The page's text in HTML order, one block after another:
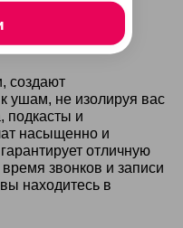
чистые
создают
ушам, не изолируя вас
подкасты и
насыщенно и
отличную
звонков и записи
находитесь в